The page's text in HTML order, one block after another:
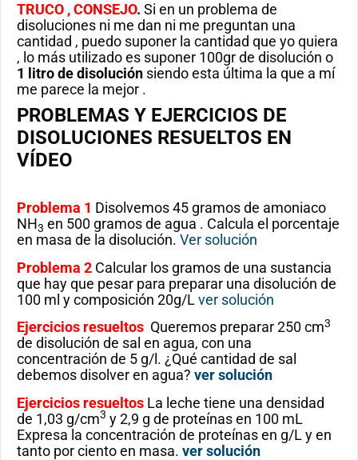
TRUCO , CONSEJO. Si en un problema de
disoluciones ni me dan ni me preguntan una
cantidad , puedo suponer la cantidad que yo quiera
, lo más utilizado es suponer 100gr de disolución o
1 litro de disolución siendo esta última la que a mí
me parece la mejor .
PROBLEMAS Y EJERCICIOS DE
DISOLUCIONES RESUELTOS EN
VÍDEO
Problema 1 Disolvemos 45 gramos de amoniaco
NH3 en 500 gramos de agua . Calcula el porcentaje
en masa de la disolución. Ver solución
Problema 2 Calcular los gramos de una sustancia
que hay que pesar para preparar una disolución de
100 ml y composición 20g/L ver solución
Ejercicios resueltos Queremos preparar 250 cm3
de disolución de sal en agua, con una
concentración de 5 g/l. ¿Qué cantidad de sal
debemos disolver en agua? ver solución
Ejercicios resueltos La leche tiene una densidad
de 1,03 g/cm3 y 2,9 g de proteínas en 100 mL
Expresa la concentración de proteínas en g/L y en
tanto por ciento en masa. ver solución